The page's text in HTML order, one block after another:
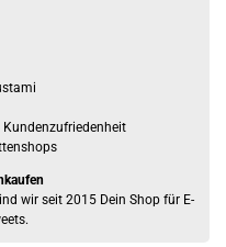
wir seit 2015 Dein Shop für E-